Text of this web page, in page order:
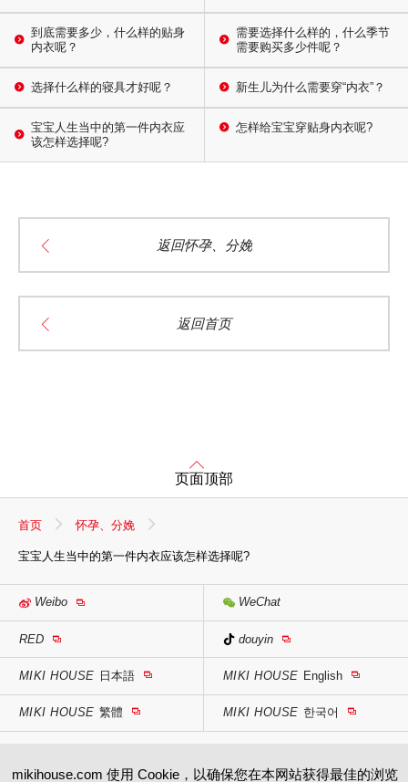
到底需要多少，什么样的贴身
内衣呢？
需要选择什么样的，什么季节
需要购买多少件呢？
选择什么样的寝具才好呢？ 新生儿为什么需要穿“内衣”？
宝宝人生当中的第一件内衣应
该怎样选择呢?
怎样给宝宝穿贴身内衣呢?
返回怀孕、分娩
返回首页
页面顶部
首页 怀孕、分娩
宝宝人生当中的第一件内衣应该怎样选择呢?
Weibo WeChat
RED douyin
MIKI HOUSE 日本語 MIKI HOUSE English
MIKI HOUSE 繁體 MIKI HOUSE 한국어
mikihouse.com 使用 Cookie，以确保您在本网站获得最佳的浏览